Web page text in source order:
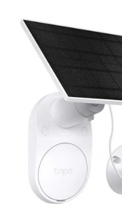
Ativar tradutor em libras